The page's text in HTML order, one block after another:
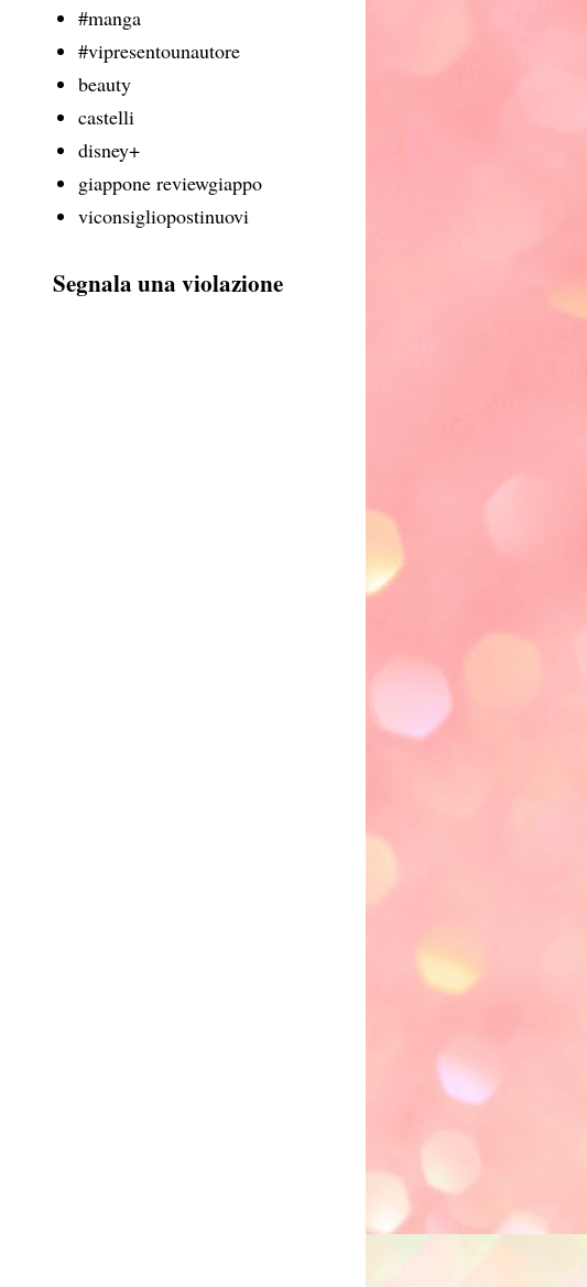
#manga
#vipresentounautore
beauty
castelli
disney+
giappone reviewgiappo
viconsigliopostinuovi
Segnala una violazione